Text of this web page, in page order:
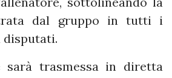
dal gruppo in tutti i
trasmessa in diretta